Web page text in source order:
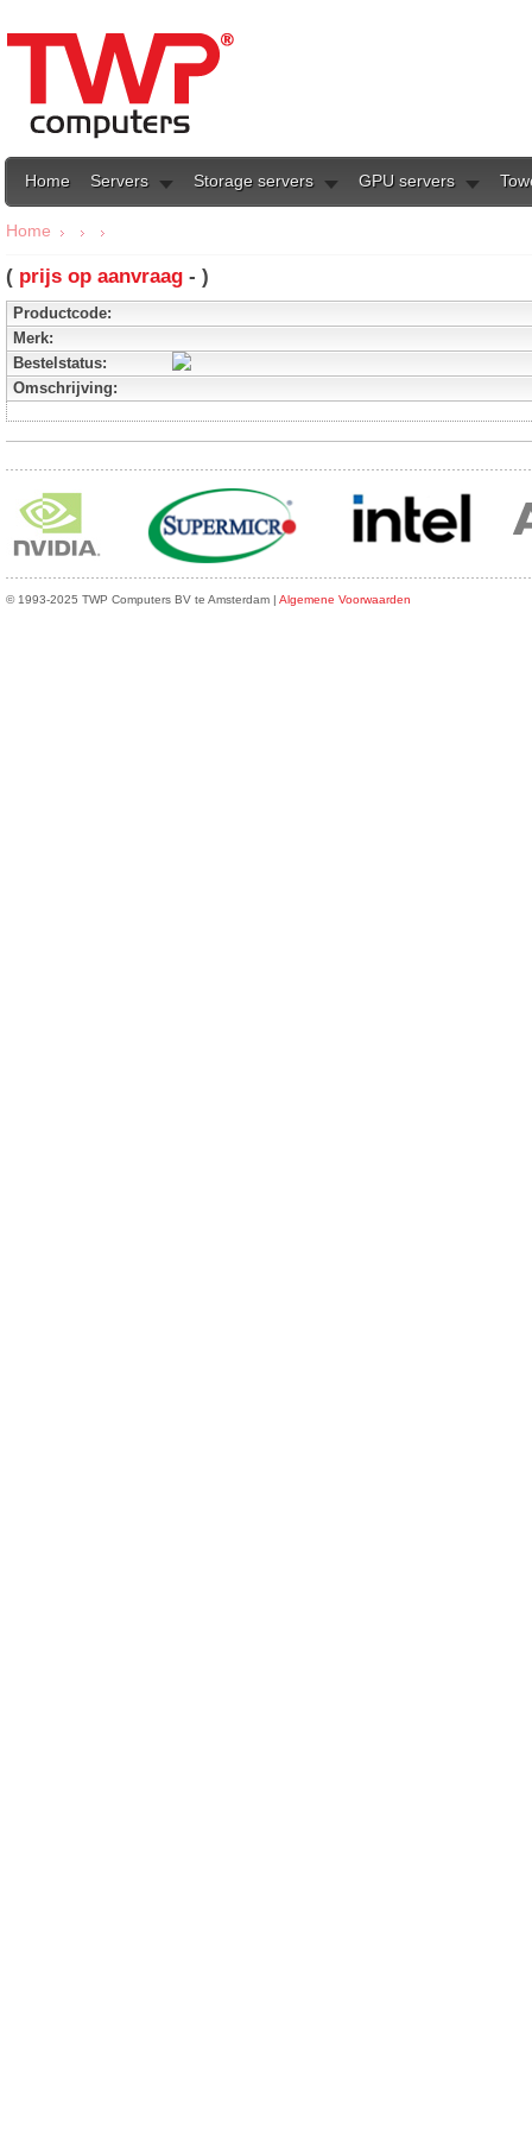
Home Servers Storage servers GPU servers
Home
( prijs op aanvraag - )
Productcode:
Merk:
Bestelstatus:
Omschrijving:
© 1993-2025 TWP Computers BV te Amsterdam | Algemene Voorwaarden